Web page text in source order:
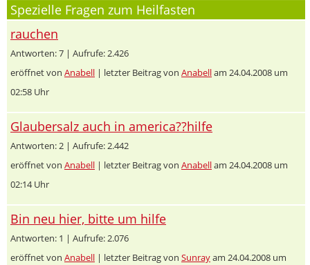
Spezielle Fragen zum Heilfasten
rauchen
Antworten: 7 | Aufrufe: 2.426
eröffnet von Anabell | letzter Beitrag von Anabellam 24.04.2008 um
02:58 Uhr
Glaubersalz auch in america??hilfe
Antworten: 2 | Aufrufe: 2.442
eröffnet von Anabell | letzter Beitrag von Anabellam 24.04.2008 um
02:14 Uhr
Bin neu hier, bitte um hilfe
Antworten: 1 | Aufrufe: 2.076
eröffnet von Anabell | letzter Beitrag von Sunrayam 24.04.2008 um